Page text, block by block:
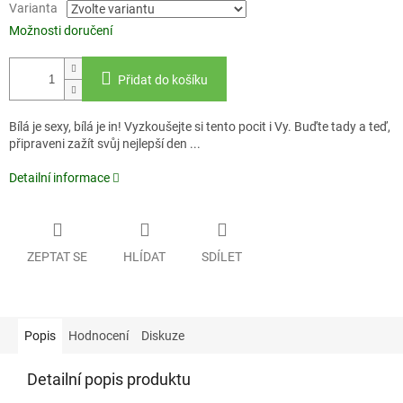
Varianta
Možnosti doručení
Přidat do košíku
Bílá je sexy, bílá je in! Vyzkoušejte si tento pocit i Vy. Buďte tady a teď,
připraveni zažít svůj nejlepší den ...
Detailní informace
ZEPTAT SE HLÍDAT SDÍLET
Popis Hodnocení Diskuze
Detailní popis produktu